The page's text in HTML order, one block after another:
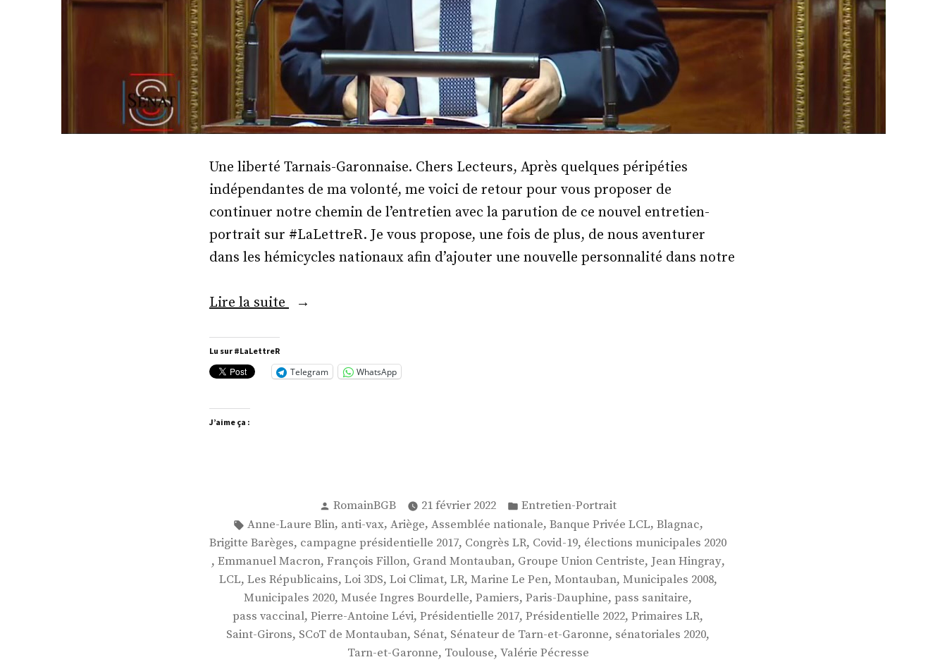
Une liberté Tarnais-Garonnaise. Chers Lecteurs, Après quelques péripéties
indépendantes de ma volonté, me voici de retour pour vous proposer de
continuer notre chemin de l’entretien avec la parution de ce nouvel entretien-
portrait sur #LaLettreR. Je vous propose, une fois de plus, de nous aventurer
dans les hémicycles nationaux afin d’ajouter une nouvelle personnalité dans notre
Lire la suite « M.
Levi »
Lu sur #LaLettreR
Telegram WhatsApp
J’aime ça :
Publié
par
RomainBGB 21 février 2022
Publié
dans
Entretien-Portrait
Étiquettes :
Anne-Laure Blin, anti-vax, Ariège, Assemblée nationale, Banque Privée LCL, Blagnac,
Brigitte Barèges, campagne présidentielle 2017, Congrès LR, Covid-19, élections municipales 2020
, Emmanuel Macron, François Fillon, Grand Montauban, Groupe Union Centriste, Jean Hingray,
LCL, Les Républicains, Loi 3DS, Loi Climat, LR, Marine Le Pen, Montauban, Municipales 2008,
Municipales 2020, Musée Ingres Bourdelle, Pamiers, Paris-Dauphine, pass sanitaire,
pass vaccinal, Pierre-Antoine Lévi, Présidentielle 2017, Présidentielle 2022, Primaires LR,
Saint-Girons, SCoT de Montauban, Sénat, Sénateur de Tarn-et-Garonne, sénatoriales 2020,
Tarn-et-Garonne, Toulouse, Valérie Pécresse